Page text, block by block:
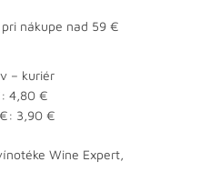
pri nákupe nad 59 €
– kuriér
4,80 €
3,90 €
Wine Expert,